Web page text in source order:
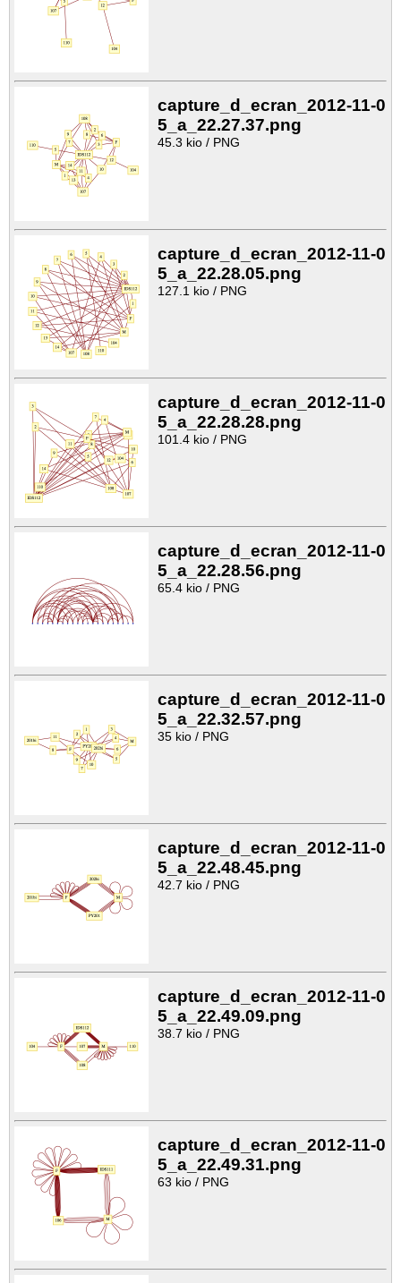
capture_d_ecran_2012-11-0
5_a_22.27.37.png
45.3 kio / PNG
capture_d_ecran_2012-11-0
5_a_22.28.05.png
127.1 kio / PNG
capture_d_ecran_2012-11-0
5_a_22.28.28.png
101.4 kio / PNG
capture_d_ecran_2012-11-0
5_a_22.28.56.png
65.4 kio / PNG
capture_d_ecran_2012-11-0
5_a_22.32.57.png
35 kio / PNG
capture_d_ecran_2012-11-0
5_a_22.48.45.png
42.7 kio / PNG
capture_d_ecran_2012-11-0
5_a_22.49.09.png
38.7 kio / PNG
capture_d_ecran_2012-11-0
5_a_22.49.31.png
63 kio / PNG